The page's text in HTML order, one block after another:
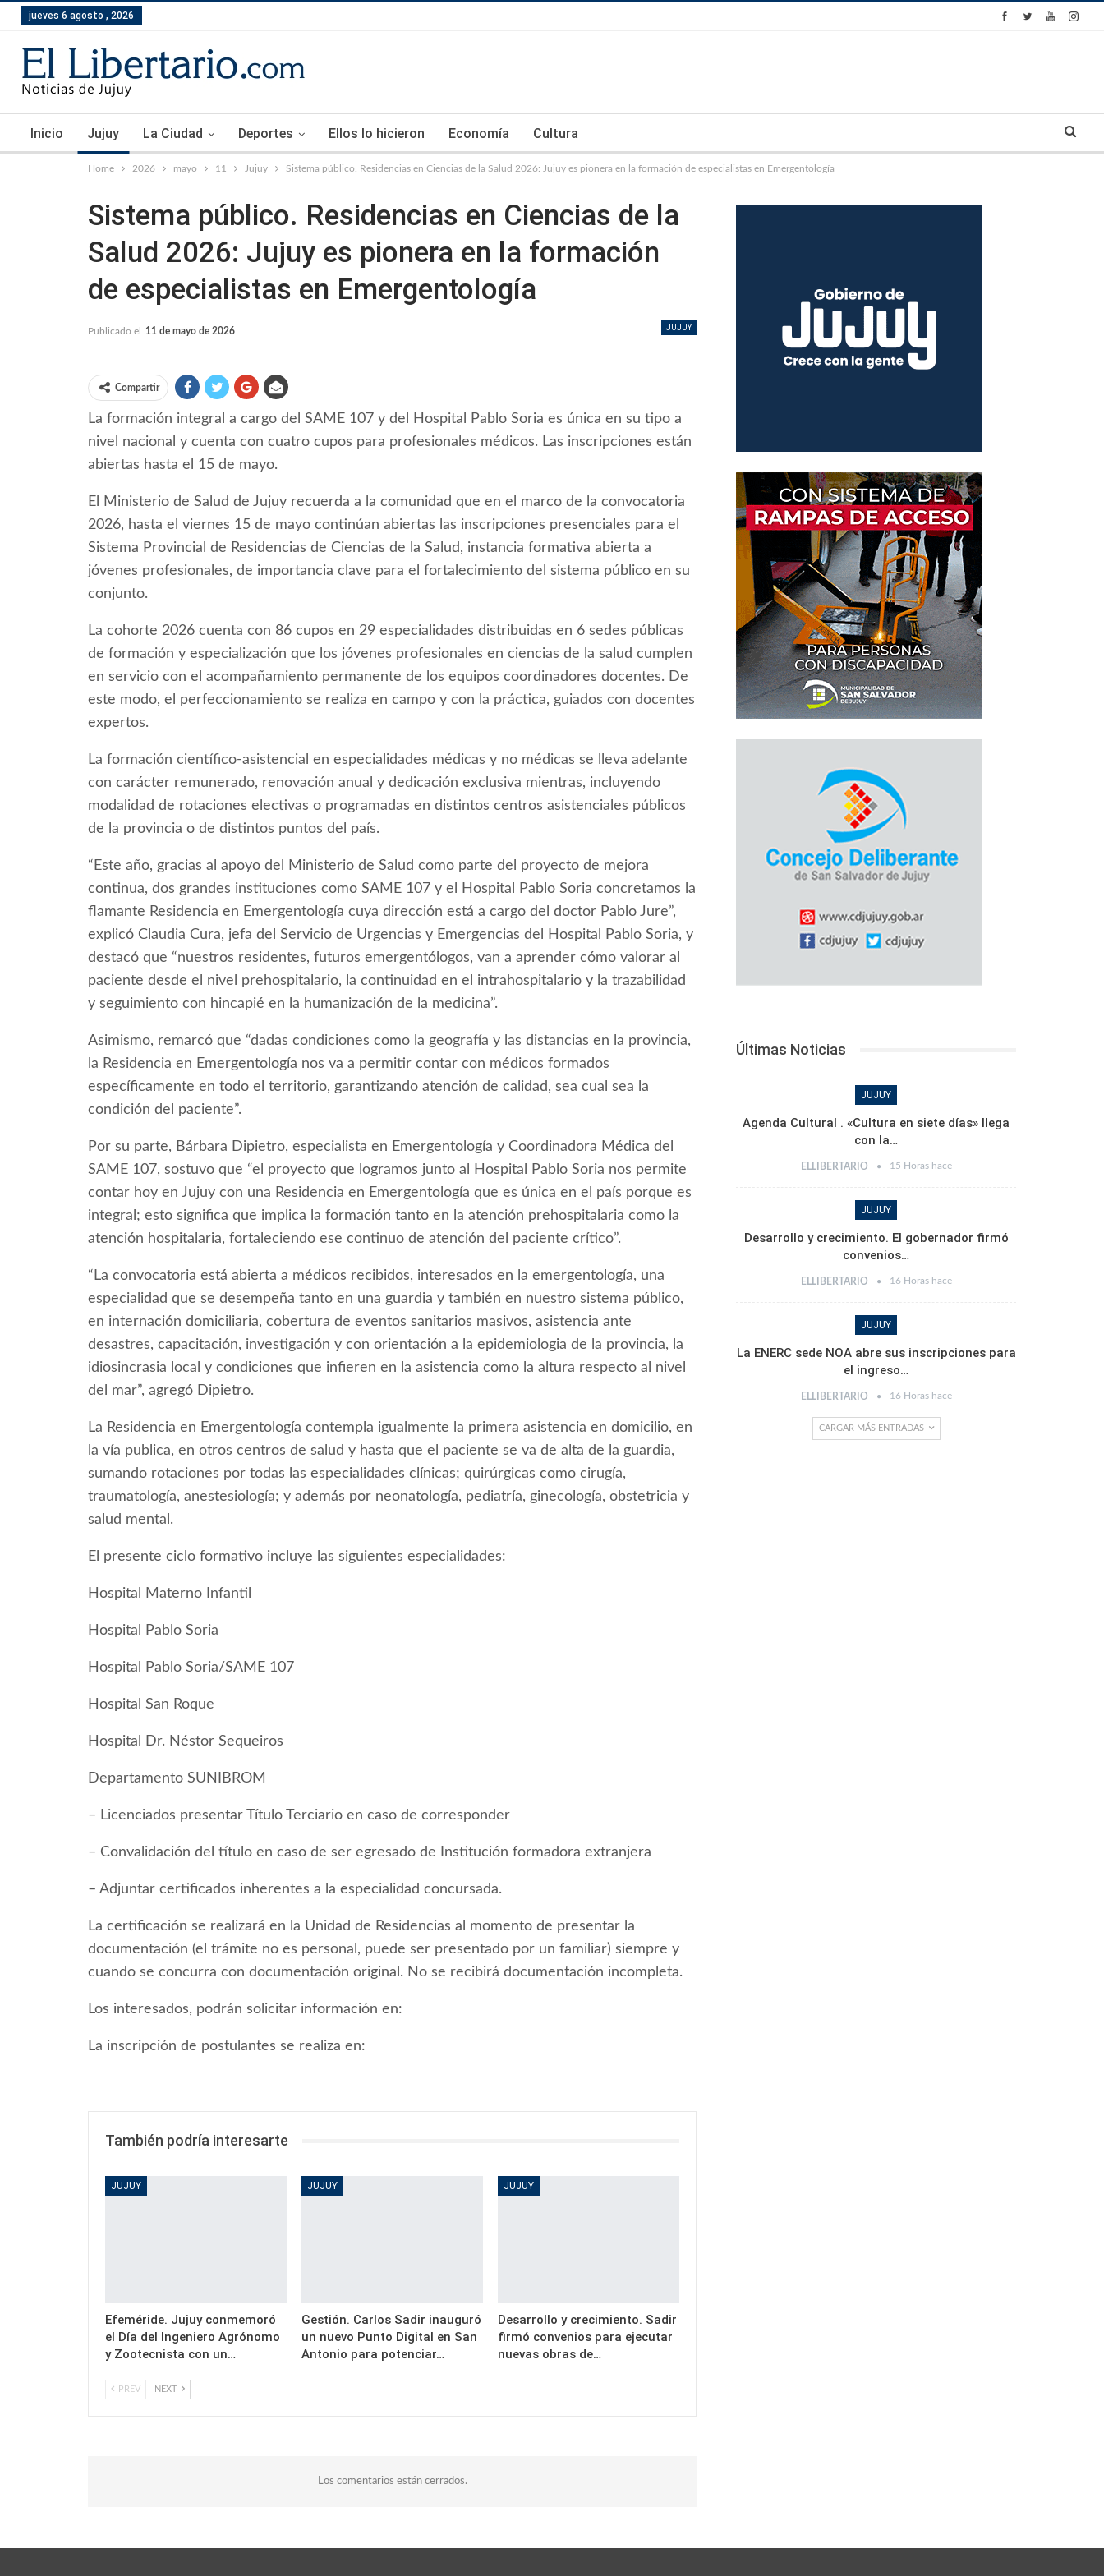
jueves 6 agosto , 2026
Inicio Jujuy La Ciudad Deportes Ellos lo hicieron Economía Cultura
Home 2026 mayo 11 Jujuy Sistema público. Residencias en Ciencias de la Salud 2026: Jujuy es pionera en la formación de especialistas en Emergentología
Sistema público. Residencias en Ciencias de la
Salud 2026: Jujuy es pionera en la formación
de especialistas en Emergentología
JUJUY
Publicado el 11 de mayo de 2026
Compartir
La formación integral a cargo del SAME 107 y del Hospital Pablo Soria es única en su tipo a
nivel nacional y cuenta con cuatro cupos para profesionales médicos. Las inscripciones están
abiertas hasta el 15 de mayo.
El Ministerio de Salud de Jujuy recuerda a la comunidad que en el marco de la convocatoria
2026, hasta el viernes 15 de mayo continúan abiertas las inscripciones presenciales para el
Sistema Provincial de Residencias de Ciencias de la Salud, instancia formativa abierta a
jóvenes profesionales, de importancia clave para el fortalecimiento del sistema público en su
conjunto.
La cohorte 2026 cuenta con 86 cupos en 29 especialidades distribuidas en 6 sedes públicas
de formación y especialización que los jóvenes profesionales en ciencias de la salud cumplen
en servicio con el acompañamiento permanente de los equipos coordinadores docentes. De
este modo, el perfeccionamiento se realiza en campo y con la práctica, guiados con docentes
expertos.
La formación científico-asistencial en especialidades médicas y no médicas se lleva adelante
con carácter remunerado, renovación anual y dedicación exclusiva mientras, incluyendo
modalidad de rotaciones electivas o programadas en distintos centros asistenciales públicos
de la provincia o de distintos puntos del país.
“Este año, gracias al apoyo del Ministerio de Salud como parte del proyecto de mejora
continua, dos grandes instituciones como SAME 107 y el Hospital Pablo Soria concretamos la
flamante Residencia en Emergentología cuya dirección está a cargo del doctor Pablo Jure”,
explicó Claudia Cura, jefa del Servicio de Urgencias y Emergencias del Hospital Pablo Soria, y
destacó que “nuestros residentes, futuros emergentólogos, van a aprender cómo valorar al
paciente desde el nivel prehospitalario, la continuidad en el intrahospitalario y la trazabilidad
y seguimiento con hincapié en la humanización de la medicina”.
Asimismo, remarcó que “dadas condiciones como la geografía y las distancias en la provincia,
la Residencia en Emergentología nos va a permitir contar con médicos formados
específicamente en todo el territorio, garantizando atención de calidad, sea cual sea la
condición del paciente”.
Por su parte, Bárbara Dipietro, especialista en Emergentología y Coordinadora Médica del
SAME 107, sostuvo que “el proyecto que logramos junto al Hospital Pablo Soria nos permite
contar hoy en Jujuy con una Residencia en Emergentología que es única en el país porque es
integral; esto significa que implica la formación tanto en la atención prehospitalaria como la
atención hospitalaria, fortaleciendo ese continuo de atención del paciente crítico”.
“La convocatoria está abierta a médicos recibidos, interesados en la emergentología, una
especialidad que se desempeña tanto en una guardia y también en nuestro sistema público,
en internación domiciliaria, cobertura de eventos sanitarios masivos, asistencia ante
desastres, capacitación, investigación y con orientación a la epidemiologia de la provincia, la
idiosincrasia local y condiciones que infieren en la asistencia como la altura respecto al nivel
del mar”, agregó Dipietro.
La Residencia en Emergentología contempla igualmente la primera asistencia en domicilio, en
la vía publica, en otros centros de salud y hasta que el paciente se va de alta de la guardia,
sumando rotaciones por todas las especialidades clínicas; quirúrgicas como cirugía,
traumatología, anestesiología; y además por neonatología, pediatría, ginecología, obstetricia y
salud mental.
El presente ciclo formativo incluye las siguientes especialidades:
Hospital Materno Infantil
Hospital Pablo Soria
Hospital Pablo Soria/SAME 107
Hospital San Roque
Hospital Dr. Néstor Sequeiros
Departamento SUNIBROM
– Licenciados presentar Título Terciario en caso de corresponder
– Convalidación del título en caso de ser egresado de Institución formadora extranjera
– Adjuntar certificados inherentes a la especialidad concursada.
La certificación se realizará en la Unidad de Residencias al momento de presentar la
documentación (el trámite no es personal, puede ser presentado por un familiar) siempre y
cuando se concurra con documentación original. No se recibirá documentación incompleta.
Los interesados, podrán solicitar información en:
La inscripción de postulantes se realiza en:
También podría interesarte
JUJUY
Efeméride. Jujuy conmemoró
el Día del Ingeniero Agrónomo
y Zootecnista con un…
JUJUY
Gestión. Carlos Sadir inauguró
un nuevo Punto Digital en San
Antonio para potenciar…
JUJUY
Desarrollo y crecimiento. Sadir
firmó convenios para ejecutar
nuevas obras de…
PREV NEXT
Los comentarios están cerrados.
Últimas Noticias
JUJUY
Agenda Cultural . «Cultura en siete días» llega
con la…
ELLIBERTARIO 15 Horas hace
JUJUY
Desarrollo y crecimiento. El gobernador firmó
convenios…
ELLIBERTARIO 16 Horas hace
JUJUY
La ENERC sede NOA abre sus inscripciones para
el ingreso…
ELLIBERTARIO 16 Horas hace
CARGAR MÁS ENTRADAS